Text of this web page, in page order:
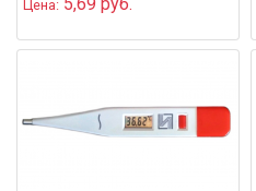
Цена: